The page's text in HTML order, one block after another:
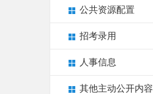
公共资源配置
招考录用
人事信息
其他主动公开内容